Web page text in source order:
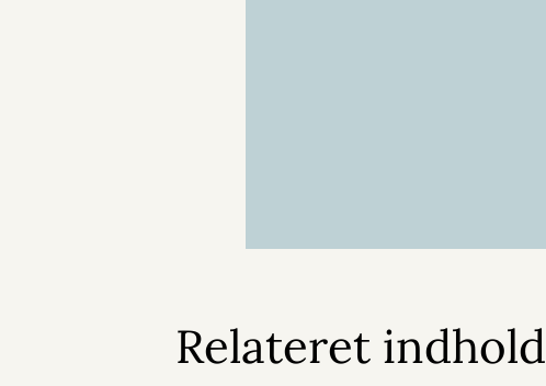
Relateret indhold